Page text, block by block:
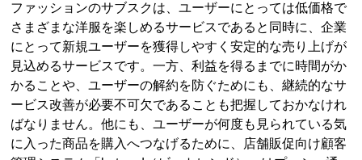
ファッションのサブスクは、ユーザーにとっては低価格で
さまざまな洋服を楽しめるサービスであると同時に、企業
にとって新規ユーザーを獲得しやすく安定的な売り上げが
見込めるサービスです。一方、利益を得るまでに時間がか
かることや、ユーザーの解約を防ぐためにも、継続的なサ
ービス改善が必要不可欠であることも把握しておかなけれ
ばなりません。他にも、ユーザーが何度も見られている気
に入った商品を購入へつなげるために、店舗販促向け顧客